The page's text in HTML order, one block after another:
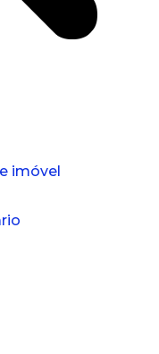
imóvel